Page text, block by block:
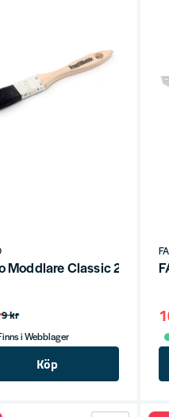
Moddlare Classic 25mm
9 kr
i Webblager
Köp